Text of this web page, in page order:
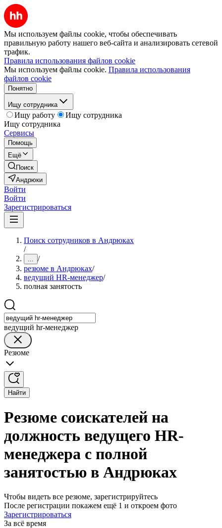
Мы используем файлы cookie, чтобы обеспечивать
правильную работу нашего веб-сайта и анализировать сетевой
трафик.
Правила использования файлов cookie
Мы используем файлы cookie. Правила использования
файлов cookie
Понятно
Ищу сотрудника
Ищу работу
Ищу сотрудника
Ищу сотрудника
Сервисы
Помощь
Ещё
Поиск
Андрюки
Войти
Войти
Зарегистрироваться
Поиск сотрудников в Андрюках
/
... /
резюме в Андрюках/
ведущий HR-менеджер/
полная занятость
ведущий hr-менеджер
Резюме
Найти
Резюме соискателей на
должность ведущего HR-
менеджера с полной
занятостью в Андрюках
Чтобы видеть все резюме, зарегистрируйтесь
После регистрации покажем ещё 1 и откроем фото
Зарегистрироваться
За всё время